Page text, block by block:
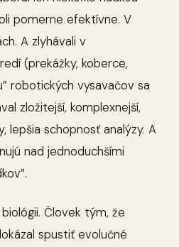
pomerne efektívne. V
A zlyhávali v
(prekážky, koberce,
robotických vysavačov sa
zložitejší, komplexnejší,
lepšia schopnosť analýzy. A
nad jednoduchšími
Človek tým, že
spustiť evolučné